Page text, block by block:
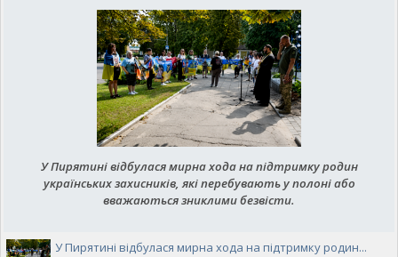
У Пирятині відбулася мирна хода на підтримку родин
українських захисників, які перебувають у полоні або
вважаються зниклими безвісти.
У Пирятині відбулася мирна хода на підтримку родин...